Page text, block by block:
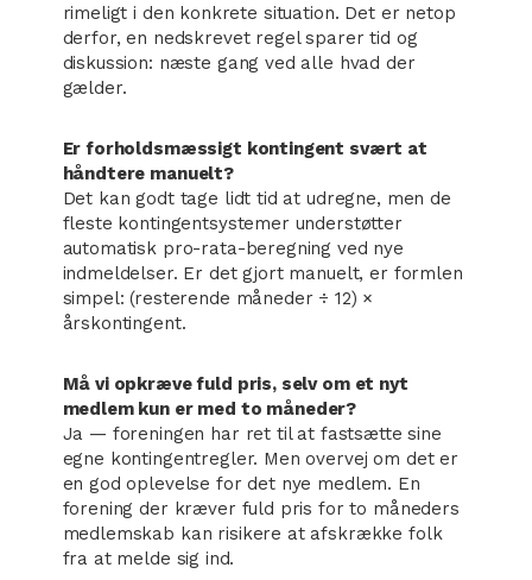
rimeligt i den konkrete situation. Det er netop
derfor, en nedskrevet regel sparer tid og
diskussion: næste gang ved alle hvad der
gælder.
Er forholdsmæssigt kontingent svært at
håndtere manuelt?
Det kan godt tage lidt tid at udregne, men de
fleste kontingentsystemer understøtter
automatisk pro-rata-beregning ved nye
indmeldelser. Er det gjort manuelt, er formlen
simpel: (resterende måneder ÷ 12) ×
årskontingent.
Må vi opkræve fuld pris, selv om et nyt
medlem kun er med to måneder?
Ja — foreningen har ret til at fastsætte sine
egne kontingentregler. Men overvej om det er
en god oplevelse for det nye medlem. En
forening der kræver fuld pris for to måneders
medlemskab kan risikere at afskrække folk
fra at melde sig ind.